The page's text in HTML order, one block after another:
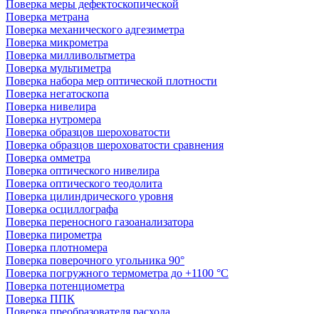
Поверка меры дефектоскопической
Поверка метрана
Поверка механического адгезиметра
Поверка микрометра
Поверка милливольтметра
Поверка мультиметра
Поверка набора мер оптической плотности
Поверка негатоскопа
Поверка нивелира
Поверка нутромера
Поверка образцов шероховатости
Поверка образцов шероховатости сравнения
Поверка омметра
Поверка оптического нивелира
Поверка оптического теодолита
Поверка цилиндрического уровня
Поверка осциллографа
Поверка переносного газоанализатора
Поверка пирометра
Поверка плотномера
Поверка поверочного угольника 90°
Поверка погружного термометра до +1100 °С
Поверка потенциометра
Поверка ППК
Поверка преобразователя расхода